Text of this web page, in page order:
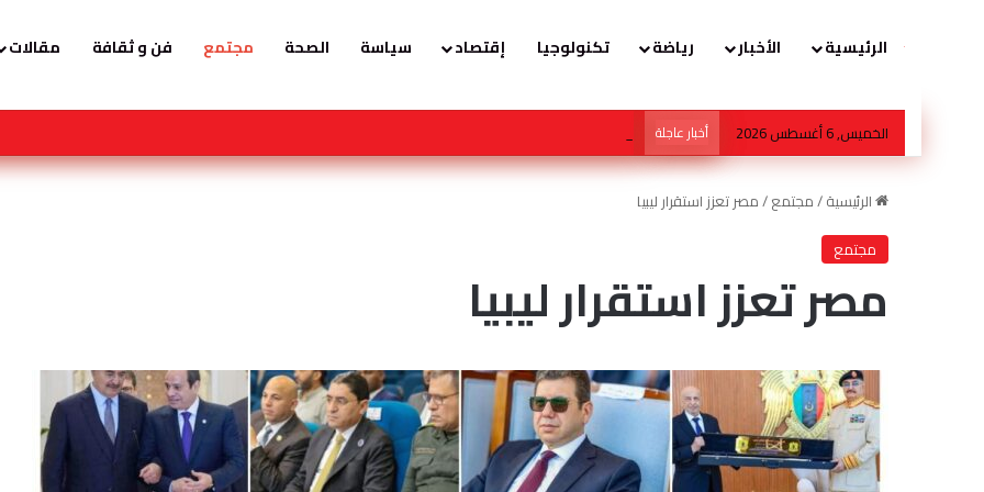
الرئيسية الأخبار رياضة تكنولوجيا إقتصاد سياسة الصحة مجتمع فن و ثقافة مقالات
الخميس, 6 أغسطس 2026 أخبار عاجلة أكاديمية طب الأطفال تفتتح مقرها الإقليمي في دبي للتوعية بمختلف مجالات طب الأطفال
الرئيسية/مجتمع/مصر تعزز استقرار ليبيا
مجتمع
مصر تعزز استقرار ليبيا